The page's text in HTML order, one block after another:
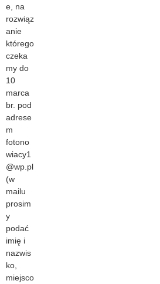
e, na
rozwiąz
anie
którego
czeka
my do
10
marca
br. pod
adrese
m
fotono
wiacy1
@wp.pl
(w
mailu
prosim
y
podać
imię i
nazwis
ko,
miejsco